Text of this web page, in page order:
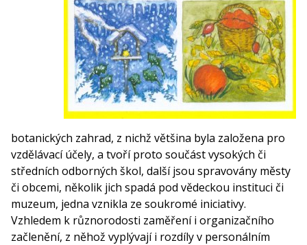
botanických zahrad, z nichž většina byla založena pro
vzdělávací účely, a tvoří proto součást vysokých či
středních odborných škol, další jsou spravovány městy
či obcemi, několik jich spadá pod vědeckou instituci či
muzeum, jedna vznikla ze soukromé iniciativy.
Vzhledem k různorodosti zaměření i organizačního
začlenění, z něhož vyplývají i rozdíly v personálním